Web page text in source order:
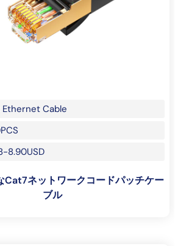
Cable
8.90USD
Cat7ネットワークコードパッチケー
ブル